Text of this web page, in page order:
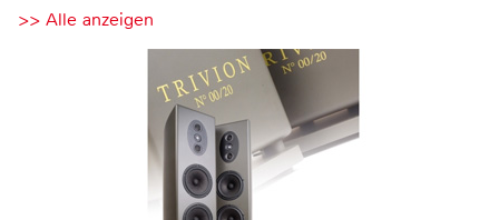
>> Alle anzeigen